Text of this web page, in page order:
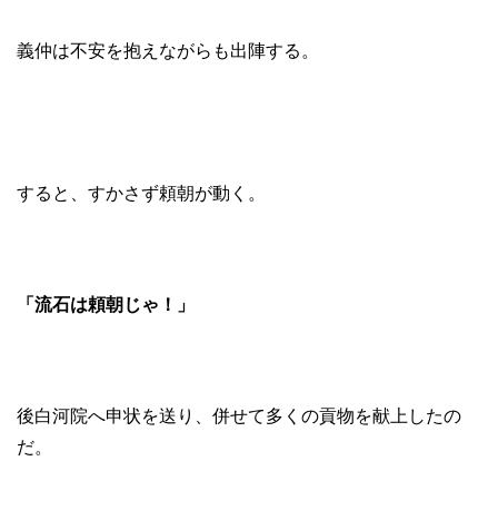
義仲は不安を抱えながらも出陣する。
すると、すかさず頼朝が動く。
「流石は頼朝じゃ！」
後白河院へ申状を送り、併せて多くの貢物を献上したの
だ。